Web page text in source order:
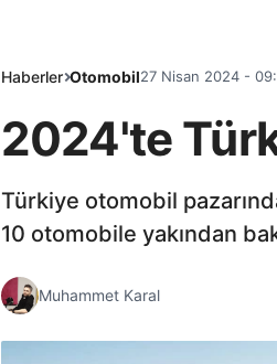
Haberler Otomobil27 Nisan 2024 -
2024'te
Türkiye otomobil
10 otomobile yakından
Muhammet Karal